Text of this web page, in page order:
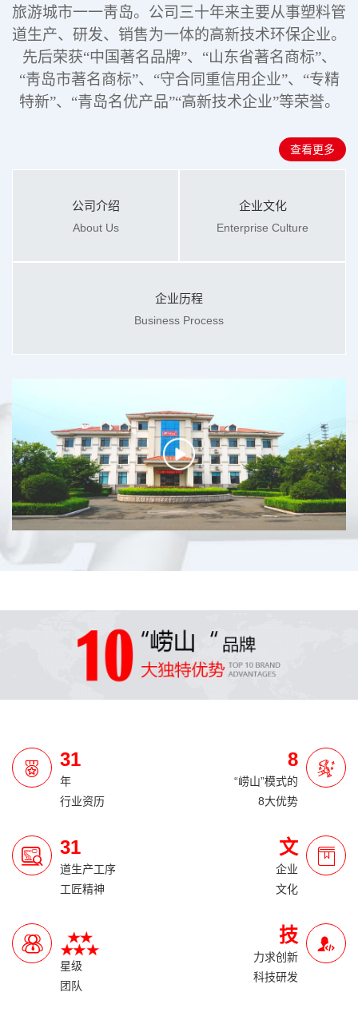
旅游城市一一靑岛。公司三十年来主要从事塑料管
道生产、研发、销售为一体的高新技术环保企业。
先后荣获“中国著名品牌”、“山东省著名商标”、
“靑岛市著名商标”、“守合同重信用企业”、“专精
特新”、“青岛名优产品”“高新技术企业”等荣誉。
查看更多
公司介绍
About Us
企业文化
Enterprise Culture
企业历程
Business Process
31
年
行业资历
8
“崂山”模式的
8大优势
31
道生产工序
工匠精神
文
企业
文化
星级
团队
技
力求创新
科技研发